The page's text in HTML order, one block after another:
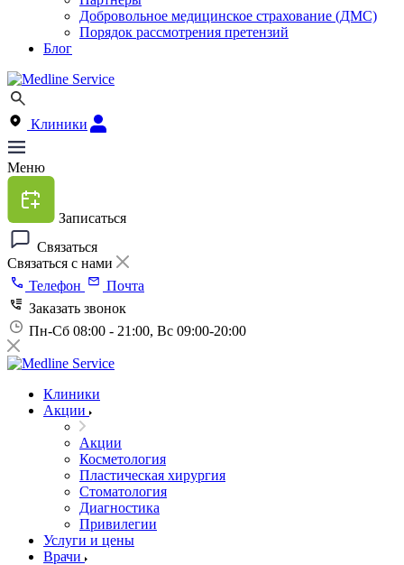
Добровольное медицинское страхование (ДМС)
Порядок рассмотрения претензий
Блог
Клиники
Меню
Записаться
Связаться
Связаться с нами
Телефон
Почта
Заказать звонок
Пн-Сб 08:00 - 21:00, Вс 09:00-20:00
Клиники
Акции
Акции
Косметология
Пластическая хирургия
Стоматология
Диагностика
Привилегии
Услуги и цены
Врачи